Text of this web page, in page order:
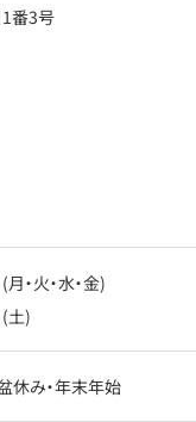
番3号
・火・水・金)
土)
盆休み・年末年始